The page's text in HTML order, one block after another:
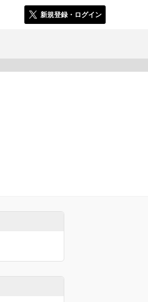
新規登録・ログイン